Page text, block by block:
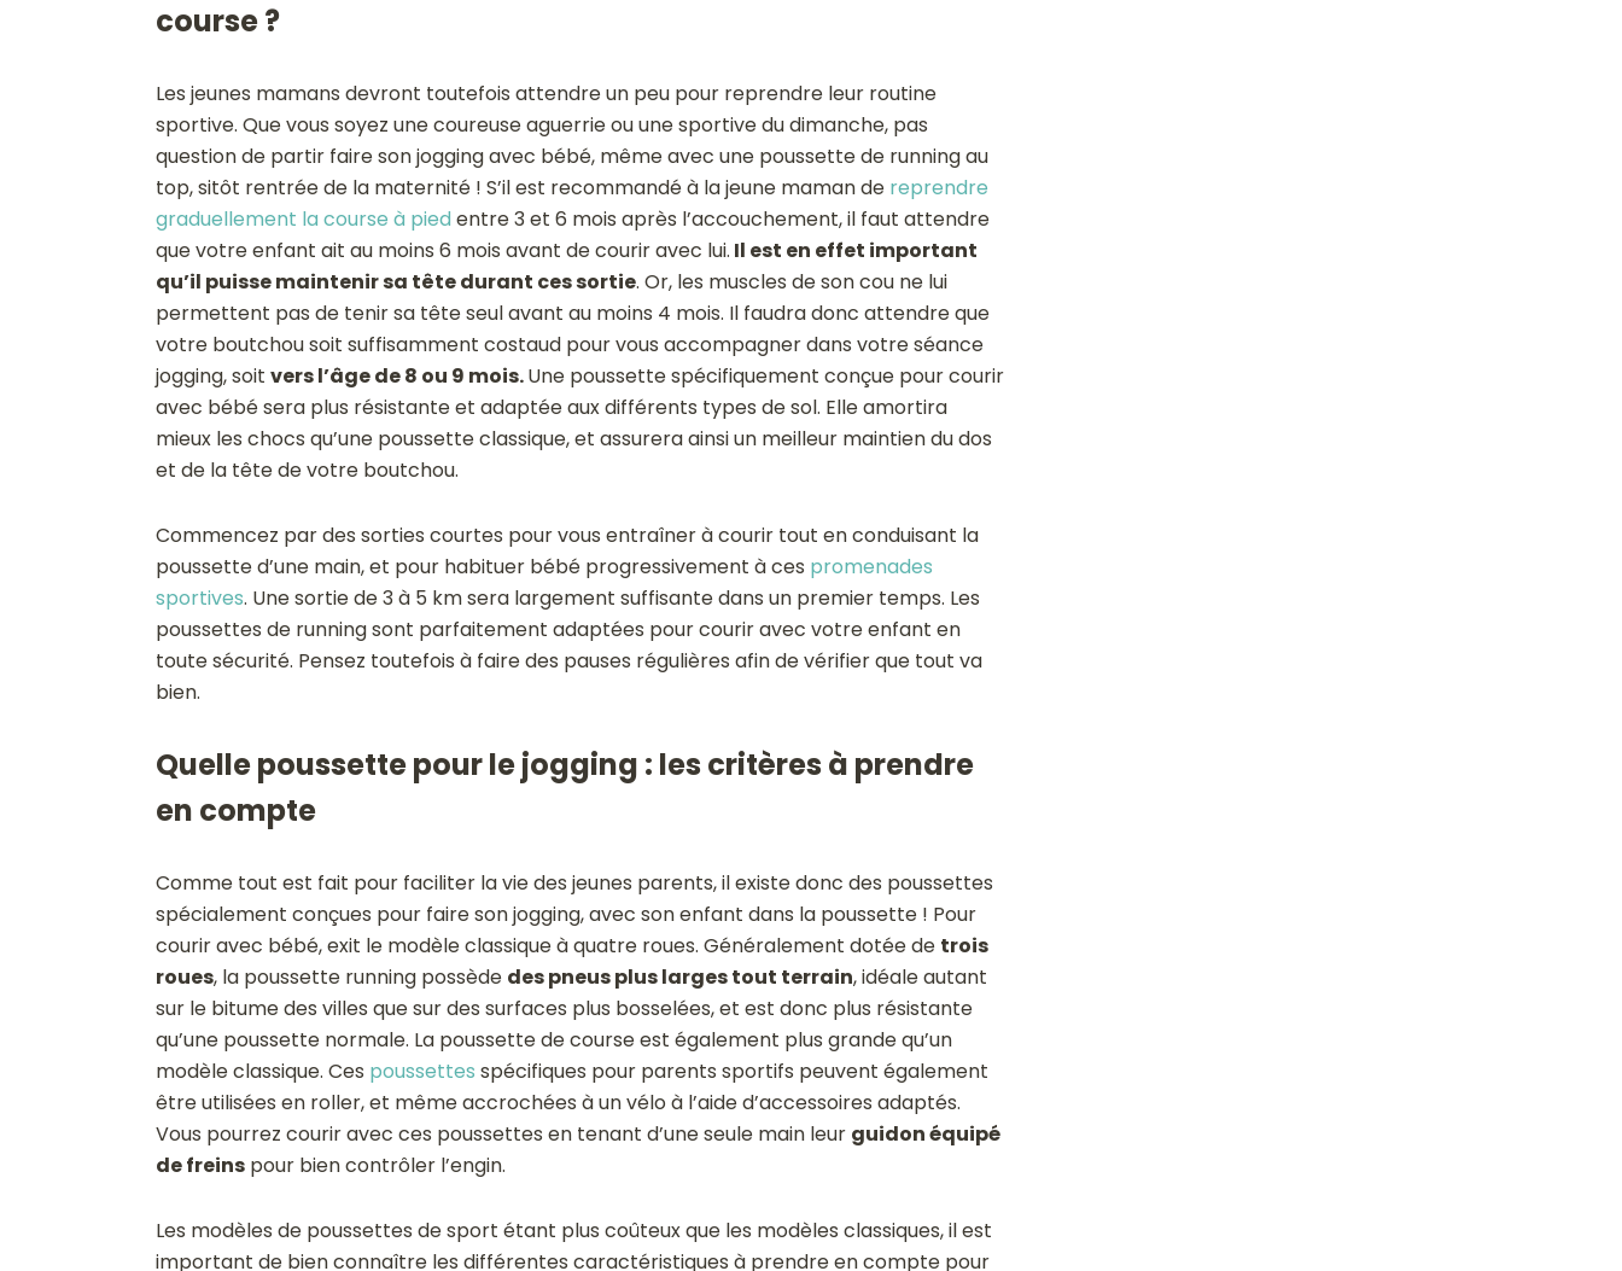
course ?
Les jeunes mamans devront toutefois attendre un peu pour reprendre leur routine
sportive. Que vous soyez une coureuse aguerrie ou une sportive du dimanche, pas
question de partir faire son jogging avec bébé, même avec une poussette de running au
top, sitôt rentrée de la maternité ! S’il est recommandé à la jeune maman de reprendre
graduellement la course à pied entre 3 et 6 mois après l’accouchement, il faut attendre
que votre enfant ait au moins 6 mois avant de courir avec lui. Il est en effet important
qu’il puisse maintenir sa tête durant ces sortie. Or, les muscles de son cou ne lui
permettent pas de tenir sa tête seul avant au moins 4 mois. Il faudra donc attendre que
votre boutchou soit suffisamment costaud pour vous accompagner dans votre séance
jogging, soit vers l’âge de 8 ou 9 mois.Une poussette spécifiquement conçue pour courir
avec bébé sera plus résistante et adaptée aux différents types de sol. Elle amortira
mieux les chocs qu’une poussette classique, et assurera ainsi un meilleur maintien du dos
et de la tête de votre boutchou.
Commencez par des sorties courtes pour vous entraîner à courir tout en conduisant la
poussette d’une main, et pour habituer bébé progressivement à ces promenades
sportives. Une sortie de 3 à 5 km sera largement suffisante dans un premier temps. Les
poussettes de running sont parfaitement adaptées pour courir avec votre enfant en
toute sécurité. Pensez toutefois à faire des pauses régulières afin de vérifier que tout va
bien.
Quelle poussette pour le jogging : les critères à prendre
en compte
Comme tout est fait pour faciliter la vie des jeunes parents, il existe donc des poussettes
spécialement conçues pour faire son jogging, avec son enfant dans la poussette ! Pour
courir avec bébé, exit le modèle classique à quatre roues. Généralement dotée de trois
roues, la poussette running possède des pneus plus larges tout terrain, idéale autant
sur le bitume des villes que sur des surfaces plus bosselées, et est donc plus résistante
qu’une poussette normale. La poussette de course est également plus grande qu’un
modèle classique. Ces poussettes spécifiques pour parents sportifs peuvent également
être utilisées en roller, et même accrochées à un vélo à l’aide d’accessoires adaptés.
Vous pourrez courir avec ces poussettes en tenant d’une seule main leur guidon équipé
de freinspour bien contrôler l’engin.
Les modèles de poussettes de sport étant plus coûteux que les modèles classiques, il est
important de bien connaître les différentes caractéristiques à prendre en compte pour